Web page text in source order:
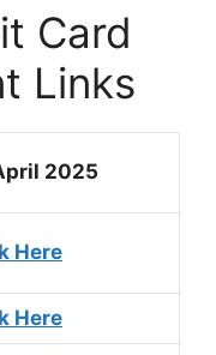
Card
Links
2025
Here
Here